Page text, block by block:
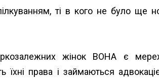
ті в кого не було
жінок ВОНА є
права і займаються